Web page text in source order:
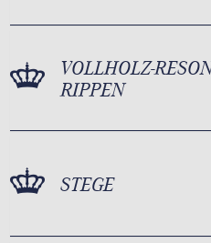
VOLLHOLZ-
RIPPEN
STEGE